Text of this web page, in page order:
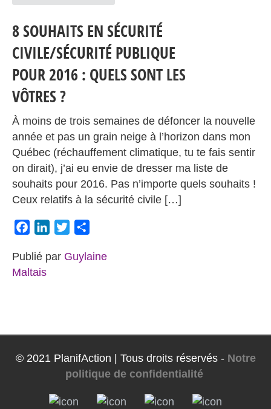
8 SOUHAITS EN SÉCURITÉ
CIVILE/SÉCURITÉ PUBLIQUE
POUR 2016 : QUELS SONT LES
VÔTRES ?
À moins de trois semaines de défoncer la nouvelle
année et pas un grain neige à l’horizon dans mon
Québec (réchauffement climatique, tu te fais sentir
on dirait), j’ai eu envie de dresser ma liste de
souhaits pour 2016. Pas n’importe quels souhaits !
Ceux relatifs à la sécurité civile […]
FacebookLinkedIn
Twitter
Publié par Guylaine
Maltais
© 2021 PlanifAction | Tous droits réservés - Notre
politique de confidentialité